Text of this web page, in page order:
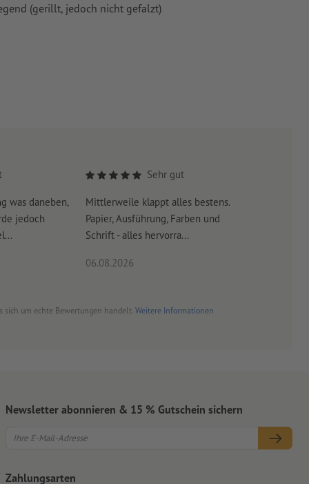
(gerillt, jedoch nicht gefalzt)
was daneben,
jedoch
Sehr gut
Mittlerweile klappt alles bestens.
Papier, Ausführung, Farben und
Schrift - alles hervorra...
06.08.2026
sich um echte Bewertungen handelt. Weitere Informationen
Newsletter abonnieren & 15 % Gutschein sichern
Zahlungsarten